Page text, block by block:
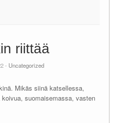
riittää
- Uncategorized
Mikäs siinä katsellessa,
suomaisemassa, vasten